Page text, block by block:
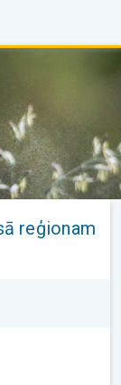
reģionam